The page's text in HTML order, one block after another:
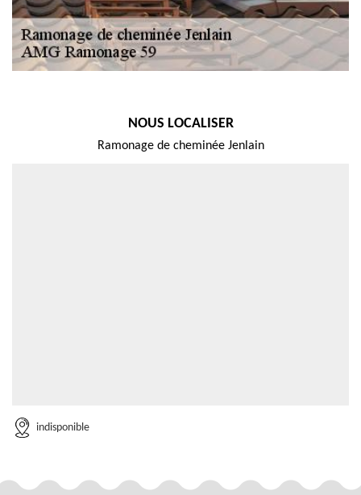
NOUS LOCALISER
Ramonage de cheminée Jenlain
indisponible